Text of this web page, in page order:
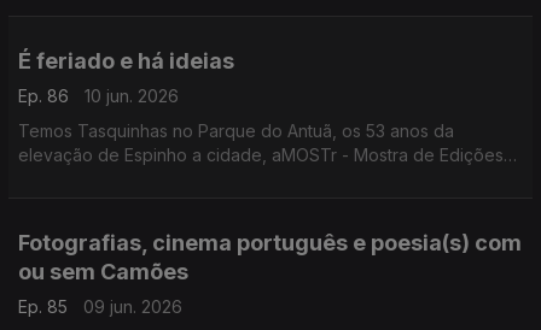
É feriado e há ideias
Ep. 86
10 jun. 2026
Temos Tasquinhas no Parque do Antuã, os 53 anos da
elevação de Espinho a cidade, aMOSTr - Mostra de Edições
Fotografias, cinema português e poesia(s) com
ou sem Camões
Ep. 85
09 jun. 2026